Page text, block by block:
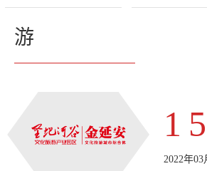
游
15
2022年03